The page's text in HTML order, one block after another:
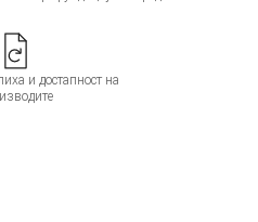
и достапност на